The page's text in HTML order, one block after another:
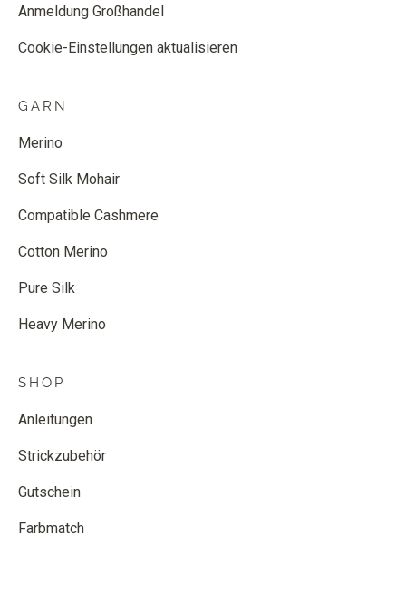
Anmeldung Großhandel
Cookie-Einstellungen aktualisieren
GARN
Merino
Soft Silk Mohair
Compatible Cashmere
Cotton Merino
Pure Silk
Heavy Merino
SHOP
Anleitungen
Strickzubehör
Gutschein
Farbmatch